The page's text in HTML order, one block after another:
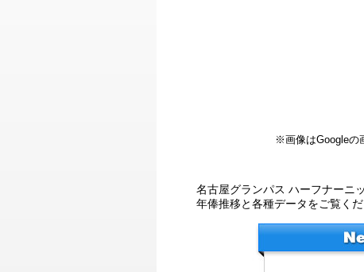
※画像はGoogleの
名古屋グランパス ハーフナーニ
年俸推移と各種データをご覧くだ